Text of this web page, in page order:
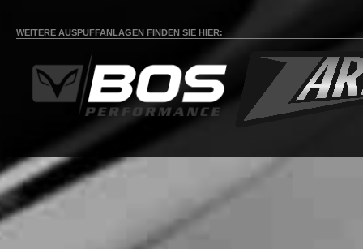
WEITERE AUSPUFFANLAGEN FINDEN SIE HIER: